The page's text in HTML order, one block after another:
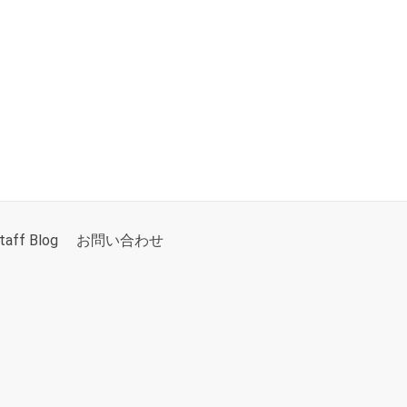
Blog お問い合わせ